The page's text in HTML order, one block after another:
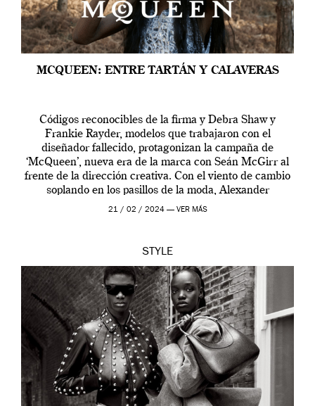
MCQUEEN: ENTRE TARTÁN Y CALAVERAS
Códigos reconocibles de la firma y Debra Shaw y
Frankie Rayder, modelos que trabajaron con el
diseñador fallecido, protagonizan la campaña de
‘McQueen’, nueva era de la marca con Seán McGirr al
frente de la dirección creativa. Con el viento de cambio
soplando en los pasillos de la moda, Alexander
McQueen se prepara para una […]
21 / 02 / 2024 — VER MÁS
STYLE